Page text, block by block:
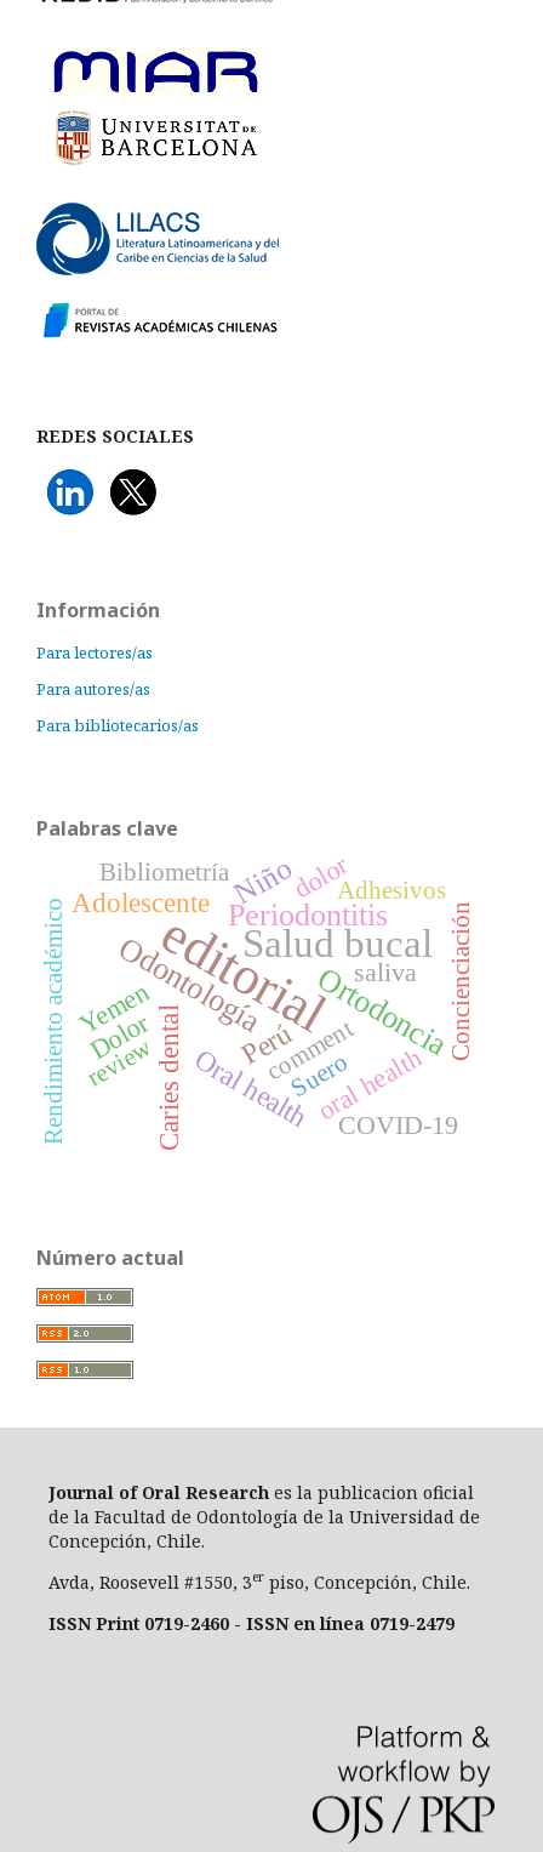
REDES SOCIALES
Información
Para lectores/as
Para autores/as
Para bibliotecarios/as
Palabras clave
editorialSalud bucal
Ortodoncia
Periodontitis
Odontología
Niño
Caries dental Perú
Oral health
Adolescente
saliva
Yemen
oral health
Dolor
dolor
COVID-19
Adhesivos
Concienciación
comment
Bibliometría
review Suero
Rendimiento académico
Número actual
Journal of Oral Research es la publicacion oficial
de la Facultad de Odontología de la Universidad de
Concepción, Chile.
Avda, Roosevell #1550, 3er piso, Concepción, Chile.
ISSN Print 0719-2460 - ISSN en línea 0719-2479